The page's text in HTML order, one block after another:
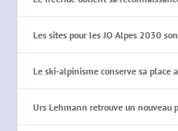
Les sites pour les JO Alpes 2030
Le ski-alpinisme conserve sa place
Urs Lehmann retrouve un nouveau